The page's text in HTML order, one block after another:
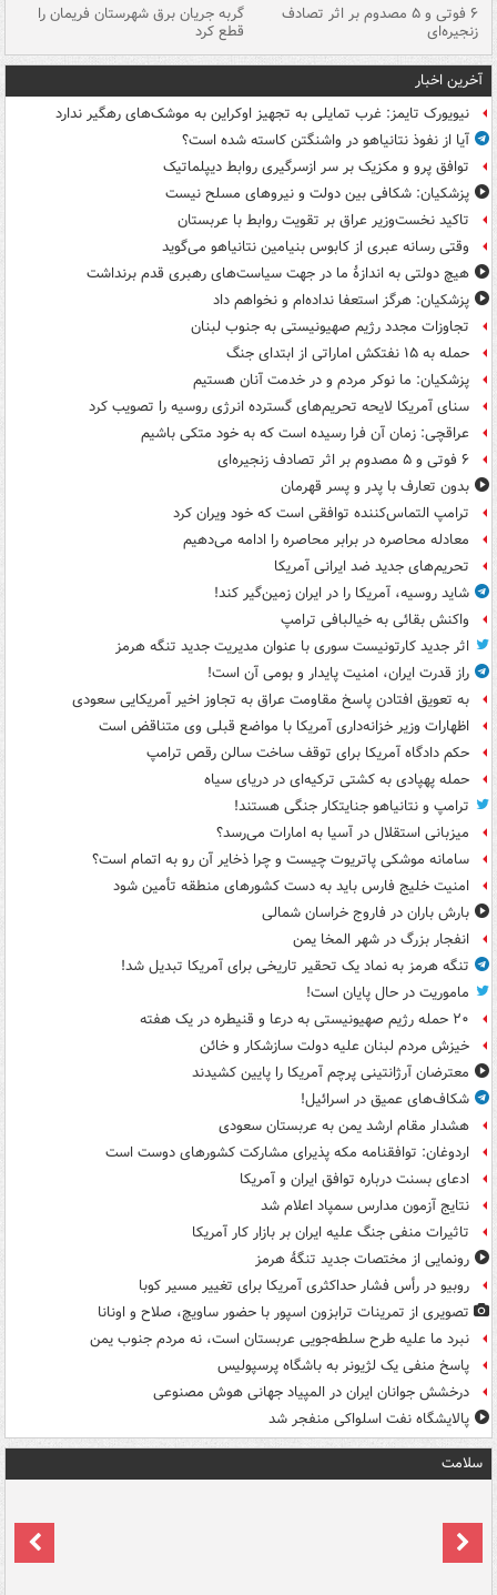
۶ فوتی و ۵ مصدوم بر اثر تصادف
زنجیره‌ای
گربه جریان برق شهرستان فریمان را
قطع کرد
آخرین اخبار
نیویورک تایمز: غرب تمایلی به تجهیز اوکراین به موشک‌های رهگیر ندارد
آیا از نفوذ نتانیاهو در واشنگتن کاسته شده است؟
توافق پرو و مکزیک بر سر ازسرگیری روابط دیپلماتیک
پزشکیان: شکافی بین دولت و نیروهای مسلح نیست
تاکید نخست‌وزیر عراق بر تقویت روابط با عربستان
وقتی رسانه عبری از کابوس بنیامین نتانیاهو می‌گوید
هیچ دولتی به اندازۀ ما در جهت سیاست‌های رهبری قدم برنداشت
پزشکیان: هرگز استعفا نداده‌ام و نخواهم داد
تجاوزات مجدد رژیم صهیونیستی به جنوب لبنان
حمله به ۱۵ نفتکش‌ اماراتی از ابتدای جنگ
پزشکیان: ما نوکر مردم و در خدمت آنان هستیم
سنای آمریکا لایحه تحریم‌های گسترده انرژی روسیه را تصویب کرد
عراقچی: زمان آن فرا رسیده است که به خود متکی باشیم
۶ فوتی و ۵ مصدوم بر اثر تصادف زنجیره‌ای
بدون تعارف با پدر و پسر قهرمان
ترامپ التماس‌کننده توافقی است که خود ویران کرد
معادله محاصره در برابر محاصره را ادامه می‌دهیم
تحریم‌های جدید ضد ایرانی آمریکا
شاید روسیه، آمریکا را در ایران زمین‌گیر کند!
واکنش بقائی به خیالبافی ترامپ
اثر جدید کارتونیست سوری با عنوان مدیریت جدید تنگه هرمز
راز قدرت ایران، امنیت پایدار و بومی آن است!
به تعویق افتادن پاسخ مقاومت عراق به تجاوز اخیر آمریکایی سعودی
اظهارات وزیر خزانه‌داری آمریکا با مواضع قبلی وی متناقض است
حکم دادگاه آمریکا برای توقف ساخت سالن رقص ترامپ
حمله پهپادی به کشتی ترکیه‌ای در دریای سیاه
ترامپ و نتانیاهو جنایتکار جنگی هستند!
میزبانی استقلال در آسیا به امارات می‌رسد؟
سامانه موشکی پاتریوت چیست و چرا ذخایر آن رو به اتمام است؟
امنیت خلیج فارس باید به دست کشورهای منطقه تأمین شود
بارش باران در فاروج خراسان شمالی
انفجار بزرگ در شهر المخا یمن
تنگه هرمز به نماد یک تحقیر تاریخی برای آمریکا تبدیل شد!
ماموریت در حال پایان است!
۲۰ حمله رژیم صهیونیستی به درعا و قنیطره در یک هفته
خیزش مردم لبنان علیه دولت سازشکار و خائن
معترضان آرژانتینی پرچم آمریکا را پایین کشیدند
شکاف‌های عمیق در اسرائیل!
هشدار مقام ارشد یمن به عربستان سعودی
اردوغان: توافقنامه مکه پذیرای مشارکت کشورهای دوست است
ادعای بسنت درباره توافق ایران و آمریکا
نتایج آزمون مدارس سمپاد اعلام شد
تاثیرات منفی جنگ علیه ایران بر بازار کار آمریکا
رونمایی از مختصات جدید تنگۀ هرمز
روبیو در رأس فشار حداکثری آمریکا برای تغییر مسیر کوبا
تصویری از تمرینات ترابزون اسپور با حضور ساویچ، صلاح و اونانا
نبرد ما علیه طرح سلطه‌جویی عربستان است، نه مردم جنوب یمن
پاسخ منفی یک لژیونر به باشگاه پرسپولیس
درخشش جوانان ایران در المپیاد جهانی هوش مصنوعی
پالایشگاه نفت اسلواکی منفجر شد
سلامت